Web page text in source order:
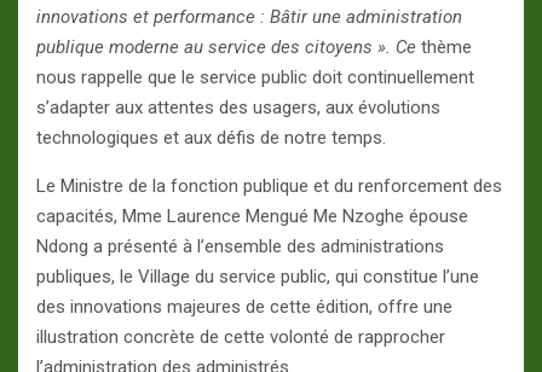
innovations et performance : Bâtir une administration
publique moderne au service des citoyens ». Ce thème
nous rappelle que le service public doit continuellement
s’adapter aux attentes des usagers, aux évolutions
technologiques et aux défis de notre temps.
Le Ministre de la fonction publique et du renforcement des
capacités, Mme Laurence Mengué Me Nzoghe épouse
Ndong a présenté à l’ensemble des administrations
publiques, le Village du service public, qui constitue l’une
des innovations majeures de cette édition, offre une
illustration concrète de cette volonté de rapprocher
l’administration des administrés.